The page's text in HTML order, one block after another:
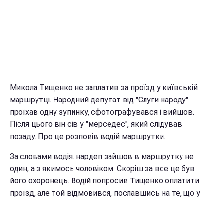
Микола Тищенко не заплатив за проїзд у київській
маршрутці. Народний депутат від "Слуги народу"
проїхав одну зупинку, сфотографувався і вийшов.
Після цього він сів у "мерседес", який слідував
позаду. Про це розповів водій маршрутки.
За словами водія, нардеп зайшов в маршрутку не
один, а з якимось чоловіком. Скоріш за все це був
його охоронець. Водій попросив Тищенко оплатити
проїзд, але той відмовився, пославшись на те, що у